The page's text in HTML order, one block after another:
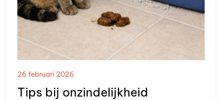
26 februari 2026
Tips bij onzindelijkheid